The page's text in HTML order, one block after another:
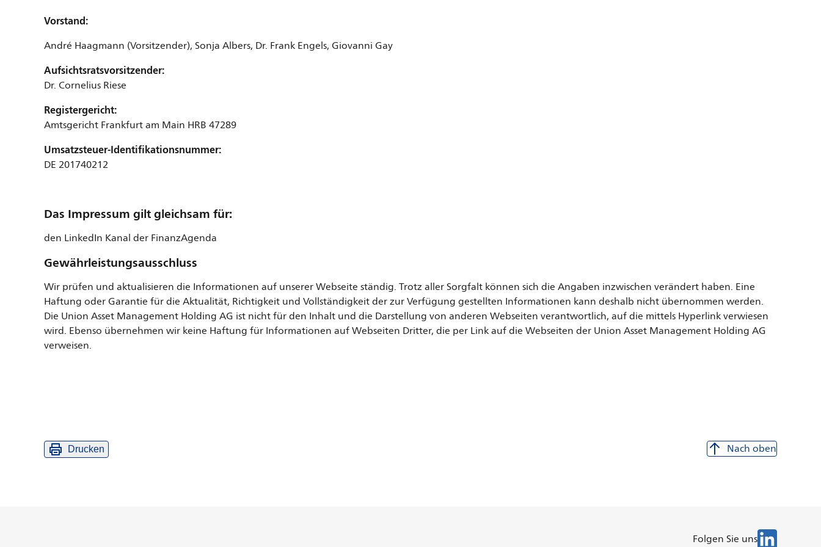
Vorstand:
André Haagmann (Vorsitzender), Sonja Albers, Dr. Frank Engels, Giovanni Gay
Aufsichtsratsvorsitzender:
Dr. Cornelius Riese
Registergericht:
Amtsgericht Frankfurt am Main HRB 47289
Umsatzsteuer-Identifikationsnummer:
DE 201740212
Das Impressum gilt gleichsam für:
den LinkedIn Kanal der FinanzAgenda
Gewährleistungsausschluss
Wir prüfen und aktualisieren die Informationen auf unserer Webseite ständig. Trotz aller Sorgfalt können sich die Angaben inzwischen verändert haben. Eine
Haftung oder Garantie für die Aktualität, Richtigkeit und Vollständigkeit der zur Verfügung gestellten Informationen kann deshalb nicht übernommen werden.
Die Union Asset Management Holding AG ist nicht für den Inhalt und die Darstellung von anderen Webseiten verantwortlich, auf die mittels Hyperlink verwiesen
wird. Ebenso übernehmen wir keine Haftung für Informationen auf Webseiten Dritter, die per Link auf die Webseiten der Union Asset Management Holding AG
verweisen.
Drucken Nach oben
Folgen Sie unsFolgen